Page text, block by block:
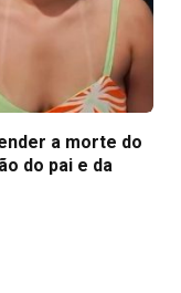
a morte do
do pai e da